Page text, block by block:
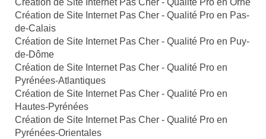
Création de Site Internet Pas Cher - Qualité Pro en Orne
Création de Site Internet Pas Cher - Qualité Pro en Pas-
de-Calais
Création de Site Internet Pas Cher - Qualité Pro en Puy-
de-Dôme
Création de Site Internet Pas Cher - Qualité Pro en
Pyrénées-Atlantiques
Création de Site Internet Pas Cher - Qualité Pro en
Hautes-Pyrénées
Création de Site Internet Pas Cher - Qualité Pro en
Pyrénées-Orientales